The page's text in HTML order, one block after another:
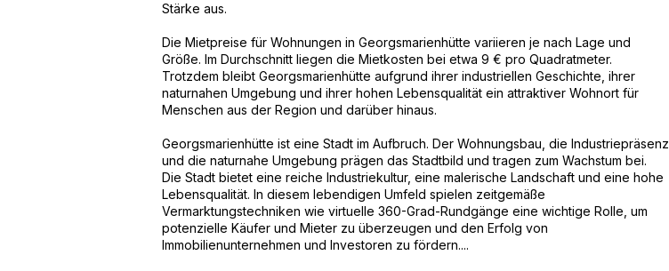
Stärke aus.
Die Mietpreise für Wohnungen in Georgsmarienhütte variieren je nach Lage und
Größe. Im Durchschnitt liegen die Mietkosten bei etwa 9 € pro Quadratmeter.
Trotzdem bleibt Georgsmarienhütte aufgrund ihrer industriellen Geschichte, ihrer
naturnahen Umgebung und ihrer hohen Lebensqualität ein attraktiver Wohnort für
Menschen aus der Region und darüber hinaus.
Georgsmarienhütte ist eine Stadt im Aufbruch. Der Wohnungsbau, die Industriepräsenz
und die naturnahe Umgebung prägen das Stadtbild und tragen zum Wachstum bei.
Die Stadt bietet eine reiche Industriekultur, eine malerische Landschaft und eine hohe
Lebensqualität. In diesem lebendigen Umfeld spielen zeitgemäße
Vermarktungstechniken wie virtuelle 360-Grad-Rundgänge eine wichtige Rolle, um
potenzielle Käufer und Mieter zu überzeugen und den Erfolg von
Immobilienunternehmen und Investoren zu fördern....